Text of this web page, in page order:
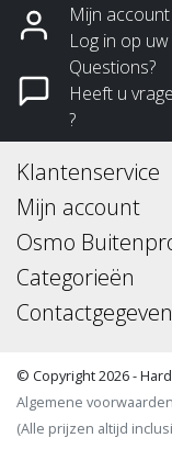
Mijn account
Log in op
Questions?
Heeft u
?
Klantenservice
Mijn account
Osmo
Categorieën
© Copyright 2026 -
Algemene voorwaarden
(Alle prijzen altijd